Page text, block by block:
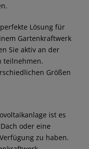
Lösung für
Gartenkraftwerk
Sie aktiv an der
teilnehmen.
Größen
ist es
oder eine
zu haben.